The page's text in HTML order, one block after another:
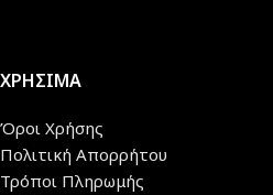
ΧΡΗΣΙΜΑ
Όροι Χρήσης
Πολιτική Απορρήτου
Τρόποι Πληρωμής